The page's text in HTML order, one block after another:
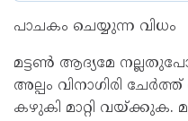
പാചകം ചെയ്യുന്ന വിധം
മട്ടൺ ആദ്യമേ
അല്പം വിനാഗിരി
കഴുകി മാറ്റി വയ്ക്കുക.